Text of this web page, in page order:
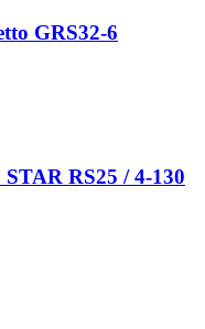
GRS32-6
RS25 / 4-130